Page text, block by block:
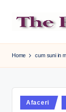
content
Home cum suni in
Afaceri